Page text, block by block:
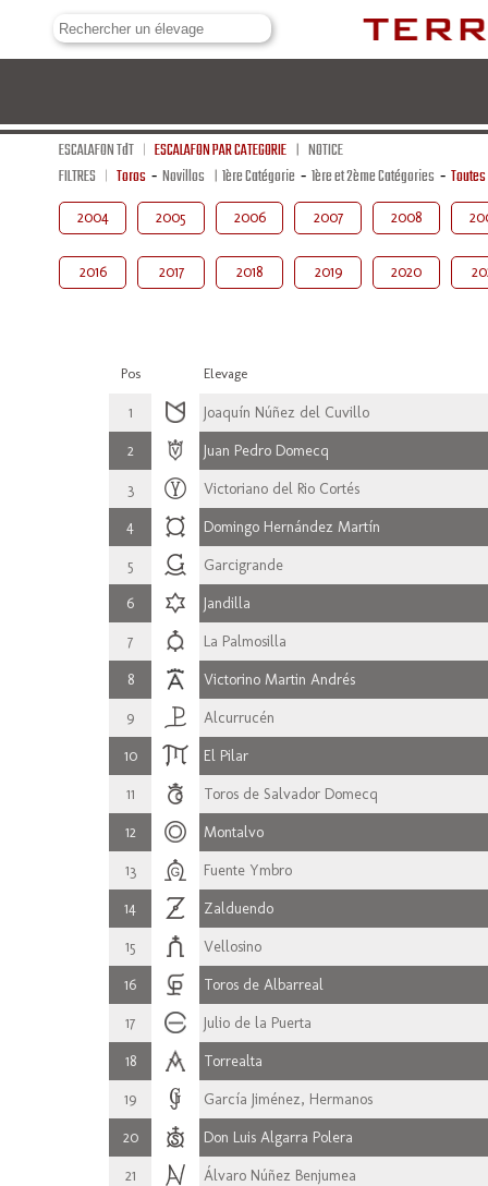
ESCALAFON TdT ESCALAFON PAR CATEGORIE
NOTICE
FILTRES
Toros - Novillos 1ère Catégorie - 1ère et 2ème Catégories -
2004 2005 2006 2007 2008
2016 2017 2018 2019 2020
Pos Elevage
1 Joaquín Núñez del Cuvillo
2 Juan Pedro Domecq
3 Victoriano del Rio Cortés
4 Domingo Hernández Martín
5 Garcigrande
6 Jandilla
7 La Palmosilla
8 Victorino Martin Andrés
9 Alcurrucén
10 El Pilar
11 Toros de Salvador Domecq
12 Montalvo
13 Fuente Ymbro
14 Zalduendo
15 Vellosino
16 Toros de Albarreal
17 Julio de la Puerta
18 Torrealta
19 García Jiménez, Hermanos
20 Don Luis Algarra Polera
21 Álvaro Núñez Benjumea